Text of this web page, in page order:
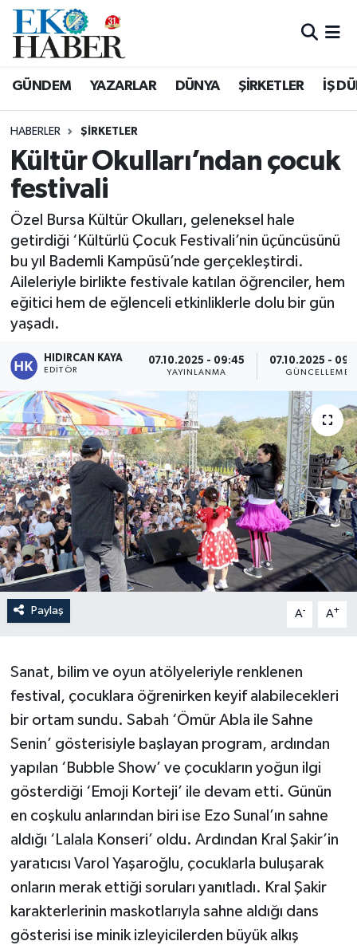
GÜNDEM YAZARLAR DÜNYA ŞİRKETLER İŞ
HABERLER ŞIRKETLER
Kültür Okulları’ndan çocuk
festivali
Özel Bursa Kültür Okulları, geleneksel hale
getirdiği ‘Kültürlü Çocuk Festivali’nin üçüncüsünü
bu yıl Bademli Kampüsü’nde gerçekleştirdi.
Aileleriyle birlikte festivale katılan öğrenciler, hem
eğitici hem de eğlenceli etkinliklerle dolu bir gün
yaşadı.
HIDIRCAN KAYA
EDITÖR
07.10.2025 - 09:45
YAYINLANMA
07.10.2025 -
GÜNCELLEME
Paylaş A- A+
Sanat, bilim ve oyun atölyeleriyle renklenen
festival, çocuklara öğrenirken keyif alabilecekleri
bir ortam sundu. Sabah ‘Ömür Abla ile Sahne
Senin’ gösterisiyle başlayan program, ardından
yapılan ‘Bubble Show’ ve çocukların yoğun ilgi
gösterdiği ‘Emoji Korteji’ ile devam etti. Günün
en coşkulu anlarından biri ise Ezo Sunal’ın sahne
aldığı ‘Lalala Konseri’ oldu. Ardından Kral Şakir’in
yaratıcısı Varol Yaşaroğlu, çocuklarla buluşarak
onların merak ettiği soruları yanıtladı. Kral Şakir
karakterlerinin maskotlarıyla sahne aldığı dans
gösterisi ise minik izleyicilerden büyük alkış
Hava Durumu
Tüm Manşetler
Son Dakika Haberleri
Haber Arşivi